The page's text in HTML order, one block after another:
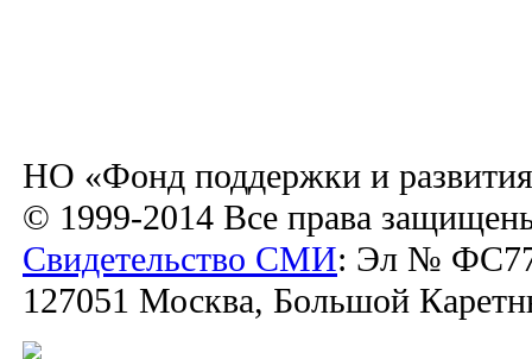
НО «Фонд поддержки и
© 1999-2014 Все права
Свидетельство СМИ: Эл №
127051 Москва, Большой